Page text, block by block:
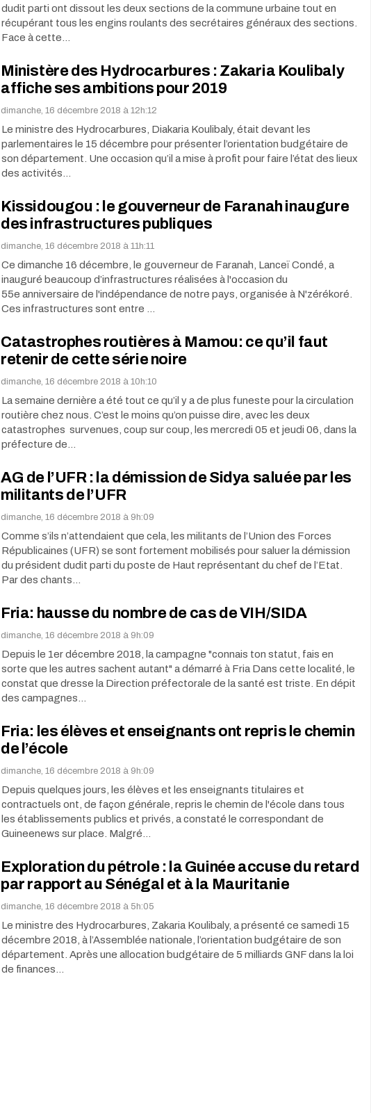
dudit parti ont dissout les deux sections de la commune urbaine tout en
récupérant tous les engins roulants des secrétaires généraux des sections.
Face à cette…
Ministère des Hydrocarbures : Zakaria Koulibaly
affiche ses ambitions pour 2019
dimanche, 16 décembre 2018 à 12h:12
Le ministre des Hydrocarbures, Diakaria Koulibaly, était devant les
parlementaires le 15 décembre pour présenter l’orientation budgétaire de
son département. Une occasion qu’il a mise à profit pour faire l’état des lieux
des activités…
Kissidougou : le gouverneur de Faranah inaugure
des infrastructures publiques
dimanche, 16 décembre 2018 à 11h:11
Ce dimanche 16 décembre, le gouverneur de Faranah, Lanceï Condé, a
inauguré beaucoup d’infrastructures réalisées à l'occasion du
55e anniversaire de l'indépendance de notre pays, organisée à N'zérékoré.
Ces infrastructures sont entre …
Catastrophes routières à Mamou: ce qu’il faut
retenir de cette série noire
dimanche, 16 décembre 2018 à 10h:10
La semaine dernière a été tout ce qu’il y a de plus funeste pour la circulation
routière chez nous. C’est le moins qu’on puisse dire, avec les deux
catastrophes survenues, coup sur coup, les mercredi 05 et jeudi 06, dans la
préfecture de…
AG de l’UFR : la démission de Sidya saluée par les
militants de l’UFR
dimanche, 16 décembre 2018 à 9h:09
Comme s’ils n’attendaient que cela, les militants de l’Union des Forces
Républicaines (UFR) se sont fortement mobilisés pour saluer la démission
du président dudit parti du poste de Haut représentant du chef de l’Etat.
Par des chants…
Fria: hausse du nombre de cas de VIH/SIDA
dimanche, 16 décembre 2018 à 9h:09
Depuis le 1er décembre 2018, la campagne "connais ton statut, fais en
sorte que les autres sachent autant" a démarré à Fria Dans cette localité, le
constat que dresse la Direction préfectorale de la santé est triste. En dépit
des campagnes…
Fria: les élèves et enseignants ont repris le chemin
de l’école
dimanche, 16 décembre 2018 à 9h:09
Depuis quelques jours, les élèves et les enseignants titulaires et
contractuels ont, de façon générale, repris le chemin de l'école dans tous
les établissements publics et privés, a constaté le correspondant de
Guineenews sur place. Malgré…
Exploration du pétrole : la Guinée accuse du retard
par rapport au Sénégal et à la Mauritanie
dimanche, 16 décembre 2018 à 5h:05
Le ministre des Hydrocarbures, Zakaria Koulibaly, a présenté ce samedi 15
décembre 2018, à l’Assemblée nationale, l’orientation budgétaire de son
département. Après une allocation budgétaire de 5 milliards GNF dans la loi
de finances…